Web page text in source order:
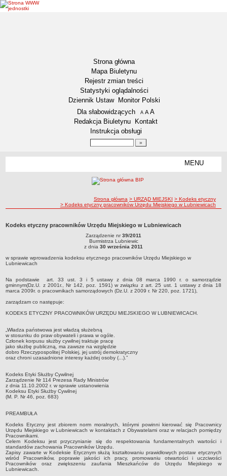
Strona główna
Mapa Biuletynu
Rejestr zmian treści
Statystyki oglądalności
Dziennik Ustaw
Monitor Polski
Menu dodatkowe
Dla słabowidzących A pomniejsz czcionkę
A standardowy rozmiar czcionki
A
Redakcja Biuletynu
Kontakt
Instrukcja obsługi
MENU
Zadania publiczne
Związki i stowarzyszenia
Współpraca zagraniczna
Strategia rozwoju Gminy
Aktualności
Obwieszczenia, ogłoszenia i komunikaty
KOMUNIKATY
Energia elektryczna
Meteorologiczne
Rozkłady jazdy autobusów
Wodociągi - ocena jakości wody
KONKURSY
Ogłoszenia o konkursach
Burmistrz Lubniewic
Zastępca Burmistrza Lubniewic
Sekretarz Gminy
Skarbnik Gminy
ścieżka nawigacji
Strona główna > URZĄD MIEJSKI > Kodeks etyczny
> Kodeks etyczny pracowników Urzędu Miejskiego w Lubniewicach
Kodeks etyczny pracowników Urzędu Miejskiego w Lubniewicach
Zarządzenie nr39/2011
Burmistrza Lubniewic
z dnia 30 września 2011
w sprawie wprowadzenia kodeksu etycznego pracowników Urzędu Miejskiego w
Lubniewicach
Na podstawie art. 33 ust. 3 i 5 ustawy z dnia 08 marca 1990 r. o samorządzie
gminnym(Dz.U. z 2001r., Nr 142, poz. 1591) w związku z art. 25 ust. 1 ustawy z dnia 18
marca 2009r. o pracownikach samorządowych (Dz.U. z 2009 r. Nr 220, poz. 1721),
zarządzam co następuje:
KODEKS ETYCZNY PRACOWNIKÓW URZĘDU MIEJSKIEGO W LUBNIEWICACH.
„Władza państwowa jest władzą służebną
w stosunku do praw obywateli i prawa w ogóle.
Członek korpusu służby cywilnej traktuje pracę
jako służbę publiczną, ma zawsze na względzie
dobro Rzeczypospolitej Polskiej, jej ustrój demokratyczny
oraz chroni uzasadnione interesy każdej osoby (...).”
Kodeks Etyki Służby Cywilnej
Zarządzenie Nr 114 Prezesa Rady Ministrów
z dnia 11.10.2002 r. w sprawie ustanowienia
Kodeksu Etyki Służby Cywilnej
(M. P. Nr 46, poz. 683)
PREAMBUŁA
Kodeks Etyczny jest zbiorem norm moralnych, którymi powinni kierować się Pracownicy
Urzędu Miejskiego w Lubniewicach w kontaktach z Obywatelami oraz w relacjach pomiędzy
Pracownikami.
Celem Kodeksu jest przyczynianie się do respektowania fundamentalnych wartości i
standardów zachowania Pracowników Urzędu.
Zapisy zawarte w Kodeksie Etycznym służą kształtowaniu prawidłowych postaw etycznych
wśród Pracowników, poprawie jakości ich pracy, promowaniu otwartości i uczciwości
Pracowników oraz zwiększeniu zaufania Mieszkańców do Urzędu Miejskiego w
Lubniewicach.